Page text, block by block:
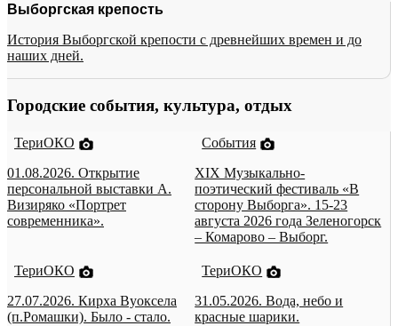
Выборгская крепость
История Выборгской крепости с древнейших времен и до
наших дней.
Городские события, культура, отдых
ТериОКО
01.08.2026. Открытие
персональной выставки А.
Визиряко «Портрет
современника».
События
XIX Музыкально-
поэтический фестиваль «В
сторону Выборга». 15-23
августа 2026 года Зеленогорск
– Комарово – Выборг.
ТериОКО
27.07.2026. Кирха Вуоксела
(п.Ромашки). Было - стало.
ТериОКО
31.05.2026. Вода, небо и
красные шарики.